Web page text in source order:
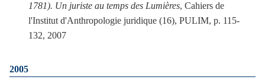
1781). Un juriste au temps des Lumières, Cahiers de
l'Institut d'Anthropologie juridique (16), PULIM, p. 115-
132, 2007
2005